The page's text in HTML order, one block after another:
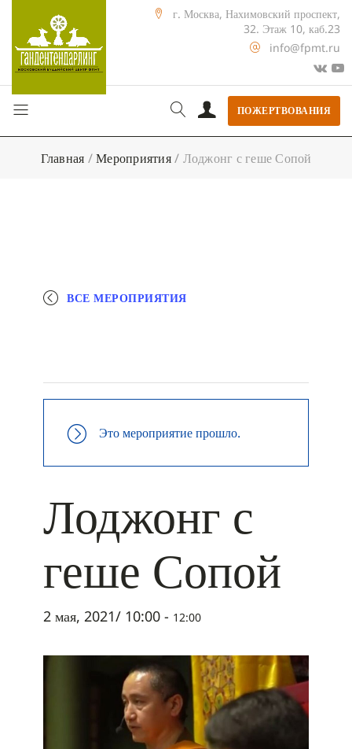
г. Москва, Нахимовский проспект,
32. Этаж 10, каб.23
info@fpmt.ru
ПОЖЕРТВОВАНИЯ
Главная /Мероприятия/ Лоджонг с геше Сопой
ВСЕ МЕРОПРИЯТИЯ
Это мероприятие прошло.
Лоджонг с
геше Сопой
2 мая, 2021/ 10:00 - 12:00